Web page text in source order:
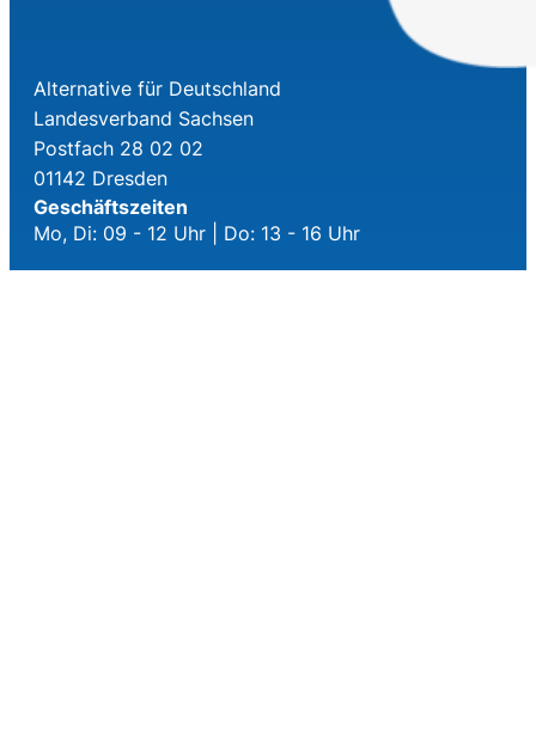
Alternative für Deutschland
Landesverband Sachsen
Postfach 28 02 02
01142 Dresden
Geschäftszeiten
Mo, Di: 09 - 12 Uhr | Do: 13 - 16 Uhr